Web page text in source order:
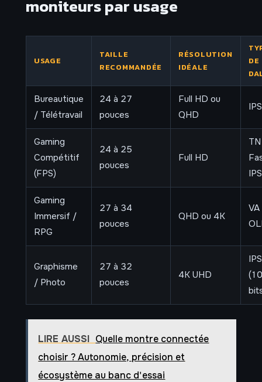
moniteurs par usage
USAGE
TAILLE
RECOMMANDÉE
RÉSOLUTION
IDÉALE
DE
Bureautique
/ Télétravail
24 à 27
pouces
Full HD ou
QHD
IPS
Gaming
Compétitif
(FPS)
24 à 25
pouces
Full HD
IPS
Gaming
Immersif /
RPG
27 à 34
pouces
QHD ou 4K
VA
Graphisme
/ Photo
27 à 32
pouces
4K UHD
IPS
(10
LIRE AUSSI Quelle montre connectée
choisir ? Autonomie, précision et
écosystème au banc d'essai